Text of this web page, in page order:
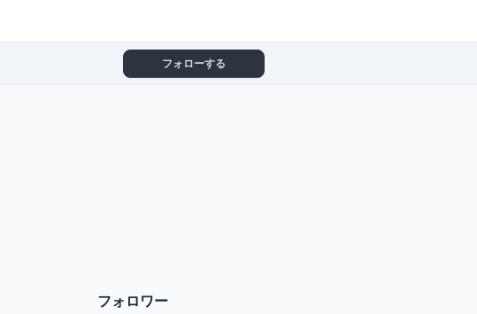
フォローする
フォロワー